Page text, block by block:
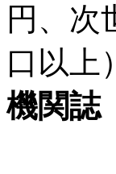
円、次
口以上
機関誌
会報